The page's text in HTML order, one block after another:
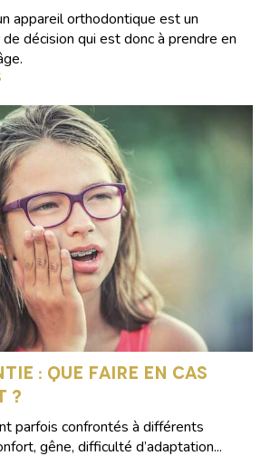
appareil orthodontique est un
décision qui est donc à prendre en
: que faire en cas
?
parfois confrontés à différents
gêne, difficulté d’adaptation...